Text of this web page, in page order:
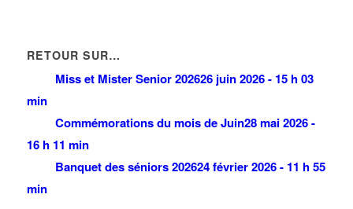
RETOUR SUR…
Miss et Mister Senior 202626 juin 2026 - 15 h 03
min
Commémorations du mois de Juin28 mai 2026 -
16 h 11 min
Banquet des séniors 202624 février 2026 - 11 h 55
min